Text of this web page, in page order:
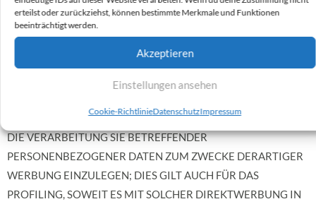
erteilst oder zurückziehst, können bestimmte Merkmale und Funktionen
beeinträchtigt werden.
Akzeptieren
Einstellungen ansehen
Cookie-RichtlinieDatenschutzImpressum
AUSÜBUNG ODER VERTEIDIGUNG VON
RECHTSANSPRÜCHEN (WIDERSPRUCH NACH ART. 21 ABS. 1
WERDEN IHRE PERSONENBEZOGENEN DATEN
HABEN SIE DAS RECHT, JEDERZEIT WIDERSPRUCH GEGEN
DIE VERARBEITUNG SIE BETREFFENDER
PERSONENBEZOGENER DATEN ZUM ZWECKE DERARTIGER
WERBUNG EINZULEGEN; DIES GILT AUCH FÜR DAS
PROFILING, SOWEIT ES MIT SOLCHER DIREKTWERBUNG IN